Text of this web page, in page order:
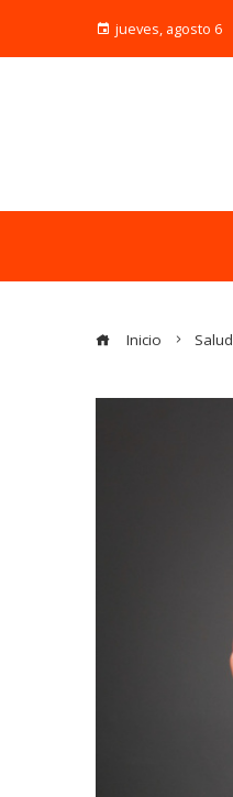
jueves, agosto 6
Inicio Salud